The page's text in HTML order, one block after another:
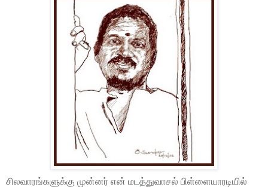
சிலவாரங்களுக்கு முன்னர் என் மடத்துவாசல் பிள்ளையாரடியில்